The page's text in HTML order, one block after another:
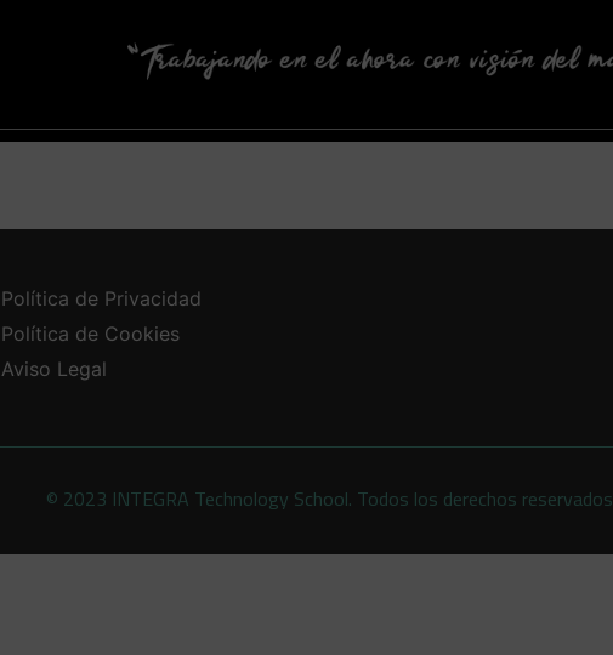
Política de Privacidad
Política de Cookies
Aviso Legal
© 2023 INTEGRA Technology School. Todos los derechos reservados